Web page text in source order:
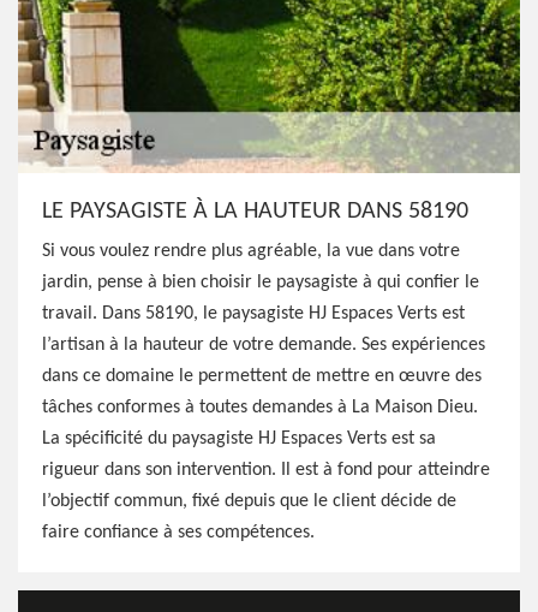
LE PAYSAGISTE À LA HAUTEUR DANS 58190
Si vous voulez rendre plus agréable, la vue dans votre
jardin, pense à bien choisir le paysagiste à qui confier le
travail. Dans 58190, le paysagiste HJ Espaces Verts est
l’artisan à la hauteur de votre demande. Ses expériences
dans ce domaine le permettent de mettre en œuvre des
tâches conformes à toutes demandes à La Maison Dieu.
La spécificité du paysagiste HJ Espaces Verts est sa
rigueur dans son intervention. Il est à fond pour atteindre
l’objectif commun, fixé depuis que le client décide de
faire confiance à ses compétences.